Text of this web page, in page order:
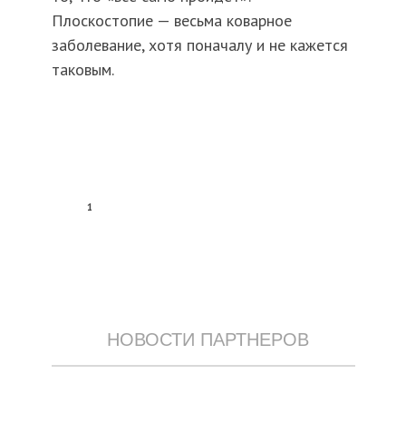
Плоскостопие — весьма коварное
заболевание, хотя поначалу и не кажется
таковым.
1
НОВОСТИ ПАРТНЕРОВ